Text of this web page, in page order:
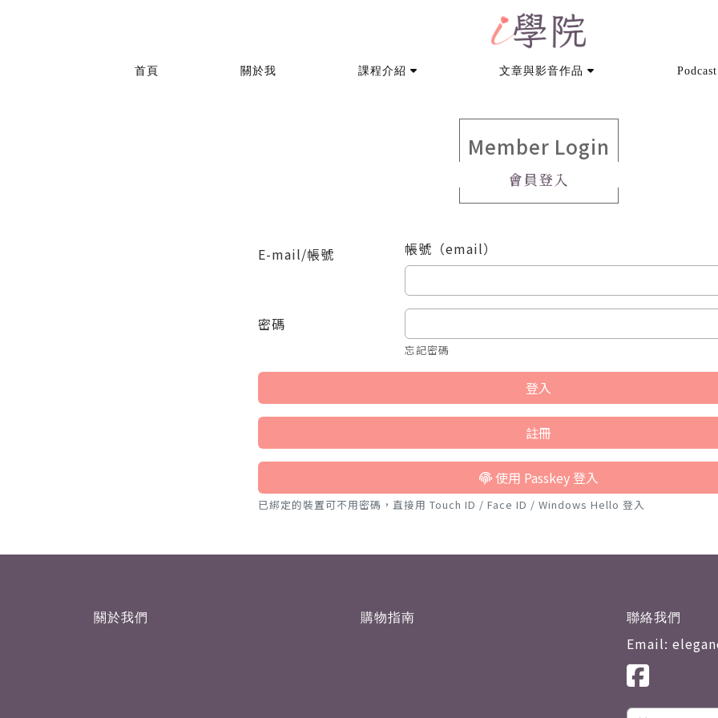
首頁 關於我 課程介紹 文章與影音作品 Podcast
Member Login
會員登入
E-mail/帳號 帳號（email）
密碼
忘記密碼
登入
註冊
使用 Passkey 登入
已綁定的裝置可不用密碼，直接用 Touch ID / Face ID / Windows Hello 登入
關於我們 購物指南 聯絡我們
Email: